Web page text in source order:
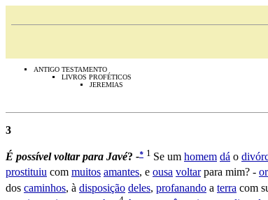
ANTIGO TESTAMENTO
LIVROS PROFÉTICOS
JEREMIAS
3
É possível voltar para Javé? -* 1 Se um homem dá o
prostituiu com muitos amantes, e ousa voltarpara mim? -
dos caminhos, à disposição deles, profanando a terra com